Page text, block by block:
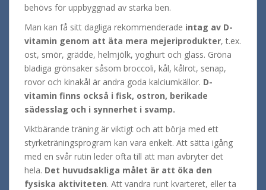
behövs för uppbyggnad av starka ben.
Man kan få sitt dagliga rekommenderade intag av D-
vitamin genom att äta mera mejeriprodukter, t.ex.
ost, smör, grädde, helmjölk, yoghurt och glass. Gröna
bladiga grönsaker såsom broccoli, kål, kålrot, senap,
rovor och kinakål är andra goda kalciumkällor. D-
vitamin finns också i fisk, ostron, berikade
sädesslag och i synnerhet i svamp.
Viktbärande träning är viktigt och att börja med ett
styrketräningsprogram kan vara enkelt. Att sätta igång
med en svår rutin leder ofta till att man avbryter det
hela. Det huvudsakliga målet är att öka den
fysiska aktiviteten. Att vandra runt kvarteret, eller ta